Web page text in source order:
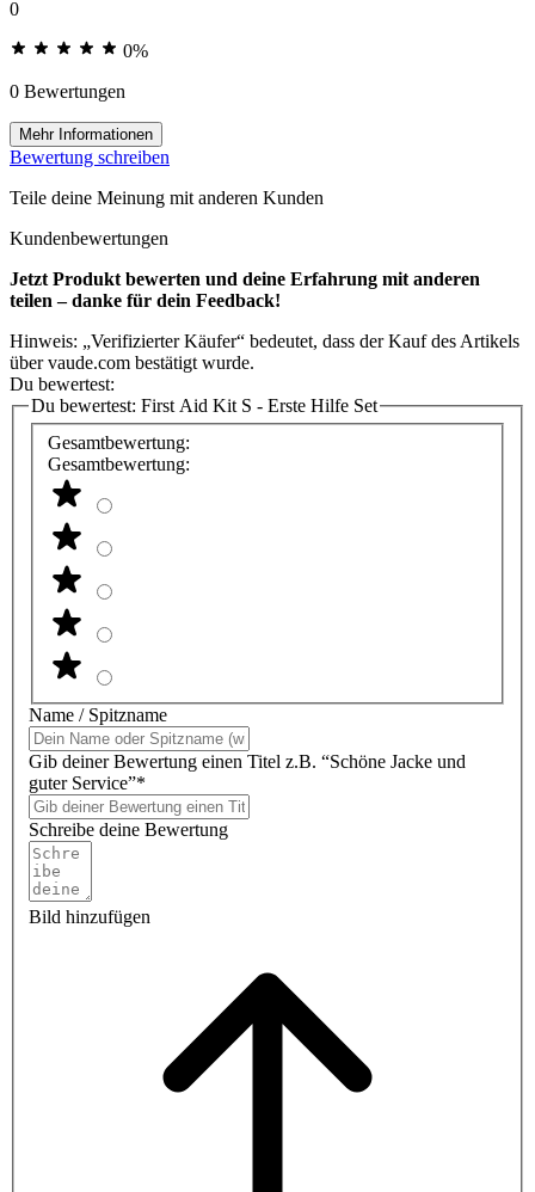
0
0%
0 Bewertungen
Mehr Informationen
Bewertung schreiben
Teile deine Meinung mit anderen Kunden
Kundenbewertungen
Jetzt Produkt bewerten und deine Erfahrung mit anderen
teilen – danke für dein Feedback!
Hinweis: „Verifizierter Käufer“ bedeutet, dass der Kauf des Artikels
über vaude.com bestätigt wurde.
Du bewertest:
Du bewertest: First Aid Kit S - Erste Hilfe Set
Gesamtbewertung:
Gesamtbewertung:
Name / Spitzname
Gib deiner Bewertung einen Titel z.B. “Schöne Jacke und
guter Service”*
Schreibe deine Bewertung
Bild hinzufügen